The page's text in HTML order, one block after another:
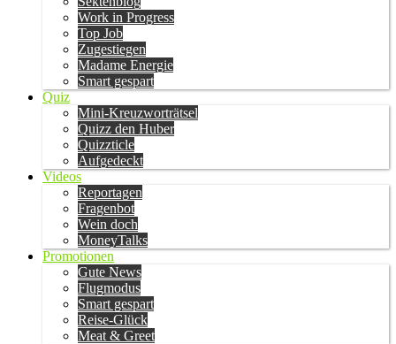
Work in Progress
Top Job
Zugestiegen
Madame Energie
Smart gespart
Quiz
Mini-Kreuzworträtsel
Quizz den Huber
Quizzticle
Aufgedeckt
Videos
Reportagen
Fragenbot
Wein doch
MoneyTalks
Promotionen
Gute News
Flugmodus
Smart gespart
Reise-Glück
Meat & Greet